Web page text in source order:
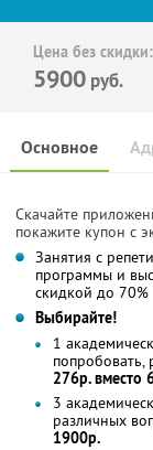
Цена без скидки:
5900 руб.
Основное
Скачайте
покажите купон с
Занятия с
программы и
скидкой до 70%
Выбирайте!
1
попробовать,
276р. вместо
3
различных
1900р.